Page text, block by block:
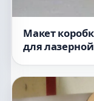
Макет
для